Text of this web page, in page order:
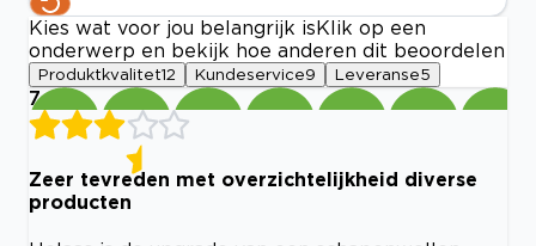
Kies wat voor jou belangrijk is Klik op een
onderwerp en bekijk hoe anderen dit beoordelen
Produktkvalitet12 Kundeservice9 Leveranse5
7
Zeer tevreden met overzichtelijkheid diverse
producten